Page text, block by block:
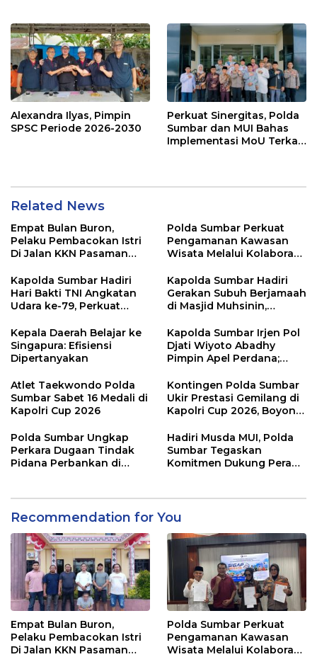
3 Orang Ditetapkan
Tersangka
Alexandra Ilyas, Pimpin
SPSC Periode 2026-2030
Perkuat Sinergitas, Polda
Sumbar dan MUI Bahas
Implementasi MoU Terkait
Related News
Empat Bulan Buron,
Pelaku Pembacokan Istri
Di Jalan KKN Pasaman
Personel Sat Reskrim Res
Pasbar Di Provinsi
Sumatera Utara
Polda Sumbar Perkuat
Pengamanan Kawasan
Wisata Melalui Kolaborasi
Kapolda Sumbar Hadiri
Hari Bakti TNI Angkatan
Udara ke-79, Perkuat
Kapolda Sumbar Hadiri
Gerakan Subuh Berjamaah
di Masjid Muhsinin,
“Ngopi Subuh”
Kepala Daerah Belajar ke
Singapura: Efisiensi
Dipertanyakan
Kapolda Sumbar Irjen Pol
Djati Wiyoto Abadhy
Pimpin Apel Perdana;
dengan Humanis
Atlet Taekwondo Polda
Sumbar Sabet 16 Medali di
Kapolri Cup 2026
Kontingen Polda Sumbar
Ukir Prestasi Gemilang di
Kapolri Cup 2026, Boyong
Polda Sumbar Ungkap
Perkara Dugaan Tindak
Pidana Perbankan di
3 Orang Ditetapkan
Tersangka
Hadiri Musda MUI, Polda
Sumbar Tegaskan
Komitmen Dukung Peran
Recommendation for You
Empat Bulan Buron,
Pelaku Pembacokan Istri
Di Jalan KKN Pasaman
Polda Sumbar Perkuat
Pengamanan Kawasan
Wisata Melalui Kolaborasi